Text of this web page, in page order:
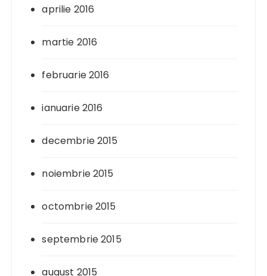
aprilie 2016
martie 2016
februarie 2016
ianuarie 2016
decembrie 2015
noiembrie 2015
octombrie 2015
septembrie 2015
august 2015